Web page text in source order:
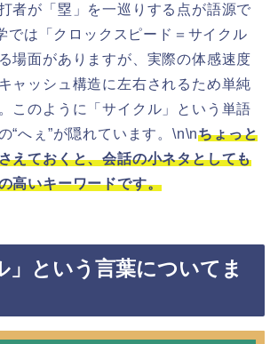
者が「塁」を一巡りする点が語源で
では「クロックスピード＝サイクル
場面がありますが、実際の体感速度
ャッシュ構造に左右されるため単純
このように「サイクル」という単語
“へぇ”が隠れています。\n\nちょっと
えておくと、会話の小ネタとしても
高いキーワードです。
」という言葉についてま